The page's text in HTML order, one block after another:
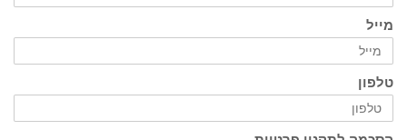
מייל
טלפון